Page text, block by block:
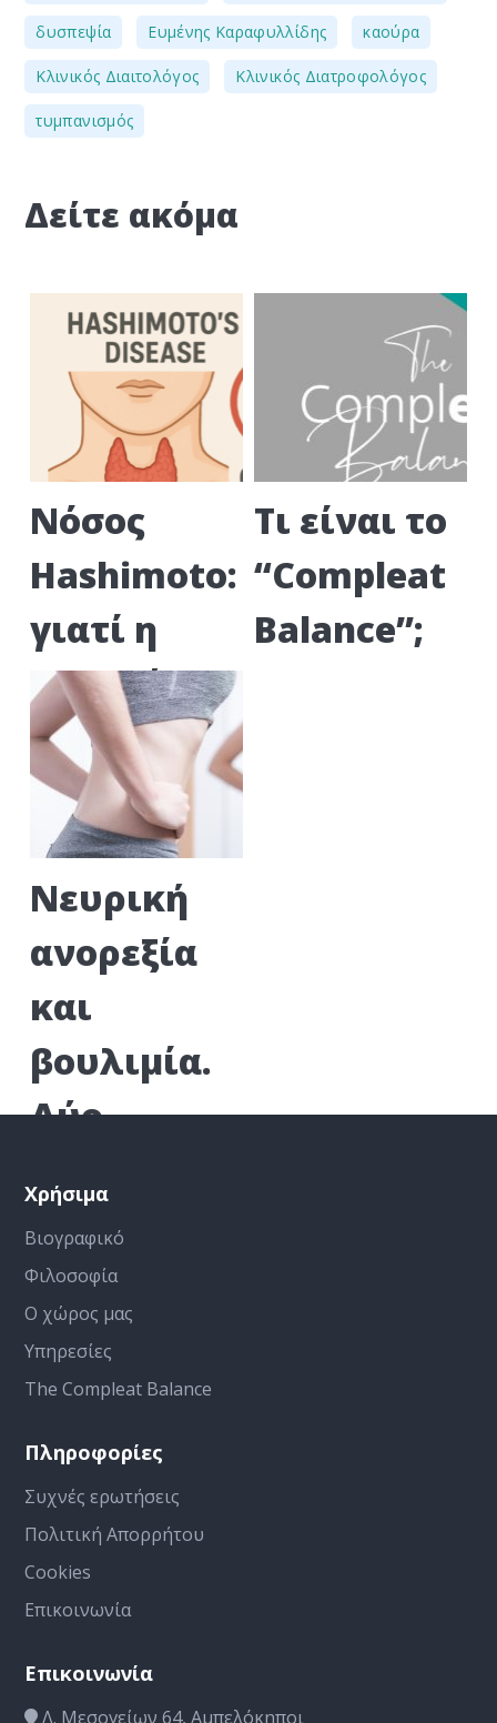
δυσπεψία Ευμένης Καραφυλλίδης καούρα
Κλινικός Διαιτολόγος Κλινικός Διατροφολόγος
τυμπανισμός
Δείτε ακόμα
Νόσος
Hashimoto:
γιατί η
γλουτένη
δεν είναι
πάντα το
πρόβλημα;
Τι είναι το
“Compleat
Balance”;
Νευρική
ανορεξία
και
βουλιμία.
Δύο
ασθένειες
που
μαστίζουν
το νεαρό
γυναικείο
πληθυσμό.
Τι...
Χρήσιμα
Βιογραφικό
Φιλοσοφία
Ο χώρος μας
Υπηρεσίες
The Compleat Balance
Πληροφορίες
Συχνές ερωτήσεις
Πολιτική Απορρήτου
Cookies
Επικοινωνία
Επικοινωνία
Λ. Μεσογείων 64, Αμπελόκηποι